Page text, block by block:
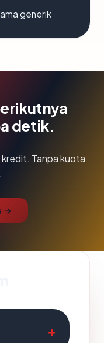
generik
detik.
Tanpa kuota
→